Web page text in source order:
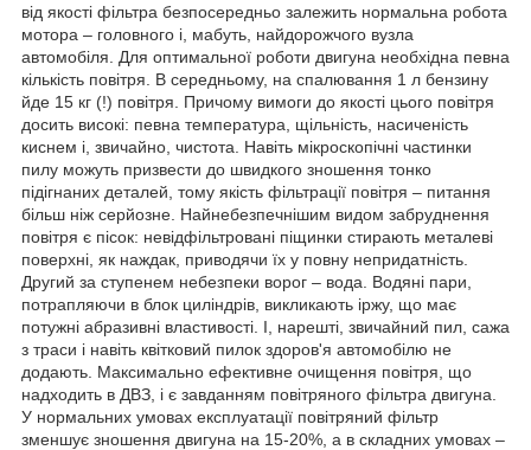
від якості фільтра безпосередньо залежить нормальна робота
мотора – головного і, мабуть, найдорожчого вузла
автомобіля. Для оптимальної роботи двигуна необхідна певна
кількість повітря. В середньому, на спалювання 1 л бензину
йде 15 кг (!) повітря. Причому вимоги до якості цього повітря
досить високі: певна температура, щільність, насиченість
киснем і, звичайно, чистота. Навіть мікроскопічні частинки
пилу можуть призвести до швидкого зношення тонко
підігнаних деталей, тому якість фільтрації повітря – питання
більш ніж серйозне. Найнебезпечнішим видом забруднення
повітря є пісок: невідфільтровані піщинки стирають металеві
поверхні, як наждак, приводячи їх у повну непридатність.
Другий за ступенем небезпеки ворог – вода. Водяні пари,
потрапляючи в блок циліндрів, викликають іржу, що має
потужні абразивні властивості. І, нарешті, звичайний пил, сажа
з траси і навіть квітковий пилок здоров'я автомобілю не
додають. Максимально ефективне очищення повітря, що
надходить в ДВЗ, і є завданням повітряного фільтра двигуна.
У нормальних умовах експлуатації повітряний фільтр
зменшує зношення двигуна на 15-20%, а в складних умовах –